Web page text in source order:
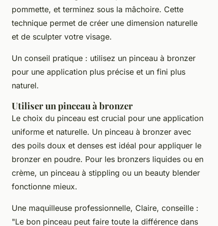
pommette, et terminez sous la mâchoire. Cette
technique permet de créer une dimension naturelle
et de sculpter votre visage.
Un conseil pratique : utilisez un pinceau à bronzer
pour une application plus précise et un fini plus
naturel.
Utiliser un pinceau à bronzer
Le choix du pinceau est crucial pour une application
uniforme et naturelle. Un pinceau à bronzer avec
des poils doux et denses est idéal pour appliquer le
bronzer en poudre. Pour les bronzers liquides ou en
crème, un pinceau à stippling ou un beauty blender
fonctionne mieux.
Une maquilleuse professionnelle, Claire, conseille :
"Le bon pinceau peut faire toute la différence dans